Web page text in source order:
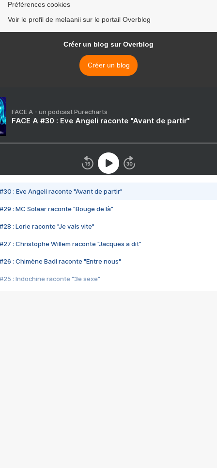
Préférences cookies
Voir le profil de melaanii sur le portail Overblog
Créer un blog sur Overblog
Créer un blog
FACE A - un podcast Purecharts
FACE A #30 : Eve Angeli raconte "Avant de partir"
#30 : Eve Angeli raconte "Avant de partir"
#29 : MC Solaar raconte "Bouge de là"
#28 : Lorie raconte "Je vais vite"
#27 : Christophe Willem raconte "Jacques a dit"
#26 : Chimène Badi raconte "Entre nous"
#25 : Indochine raconte "3e sexe"